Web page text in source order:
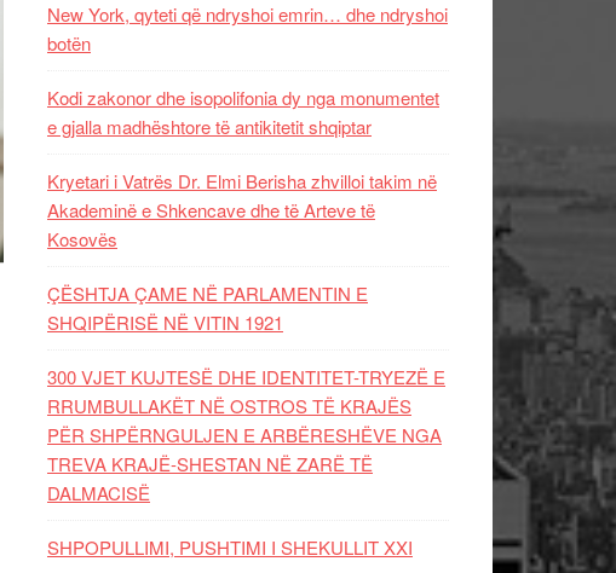
New York, qyteti që ndryshoi emrin… dhe ndryshoi
botën
Kodi zakonor dhe isopolifonia dy nga monumentet
e gjalla madhështore të antikitetit shqiptar
Kryetari i Vatrës Dr. Elmi Berisha zhvilloi takim në
Akademinë e Shkencave dhe të Arteve të
Kosovës
ÇËSHTJA ÇAME NË PARLAMENTIN E
SHQIPËRISË NË VITIN 1921
300 VJET KUJTESË DHE IDENTITET-TRYEZË E
RRUMBULLAKËT NË OSTROS TË KRAJËS
PËR SHPËRNGULJEN E ARBËRESHËVE NGA
TREVA KRAJË-SHESTAN NË ZARË TË
DALMACISË
SHPOPULLIMI, PUSHTIMI I SHEKULLIT XXI